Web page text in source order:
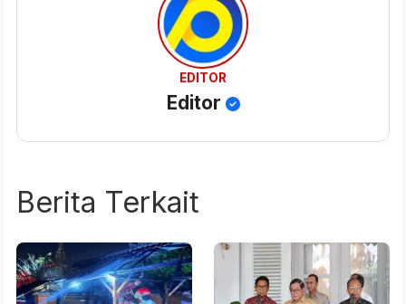
EDITOR
Editor
Berita Terkait